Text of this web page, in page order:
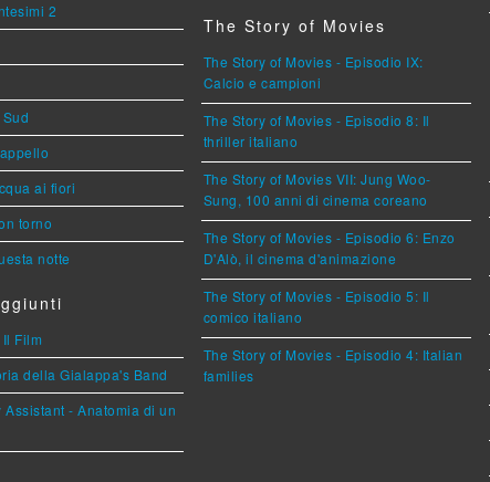
2
ai fiori
torno
notte
Film
della Gialappa's Band
Assistant - Anatomia di un
The Story of Movies
The Story of Movies - Episodio IX:
Calcio e campioni
The Story of Movies - Episodio 8: Il
thriller italiano
The Story of Movies VII: Jung Woo-
Sung, 100 anni di cinema coreano
The Story of Movies - Episodio 6: Enzo
D'Alò, il cinema d'animazione
The Story of Movies - Episodio 5: Il
comico italiano
The Story of Movies - Episodio 4: Italian
families